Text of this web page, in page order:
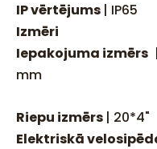
IP vērtējums | IP65
Izmēri
Iepakojuma izmērs
mm
Riepu izmērs | 20*4"
Elektriskā